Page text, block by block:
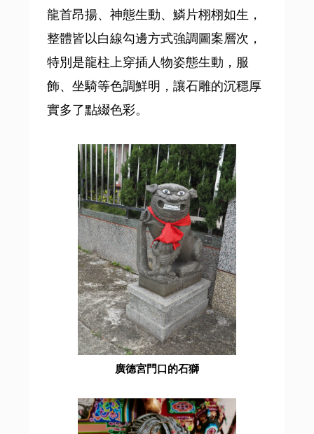
龍首昂揚、神態生動、鱗片栩栩如生，
整體皆以白線勾邊方式強調圖案層次，
特別是龍柱上穿插人物姿態生動，服
飾、坐騎等色調鮮明，讓石雕的沉穩厚
實多了點綴色彩。
廣德宮門口的石獅